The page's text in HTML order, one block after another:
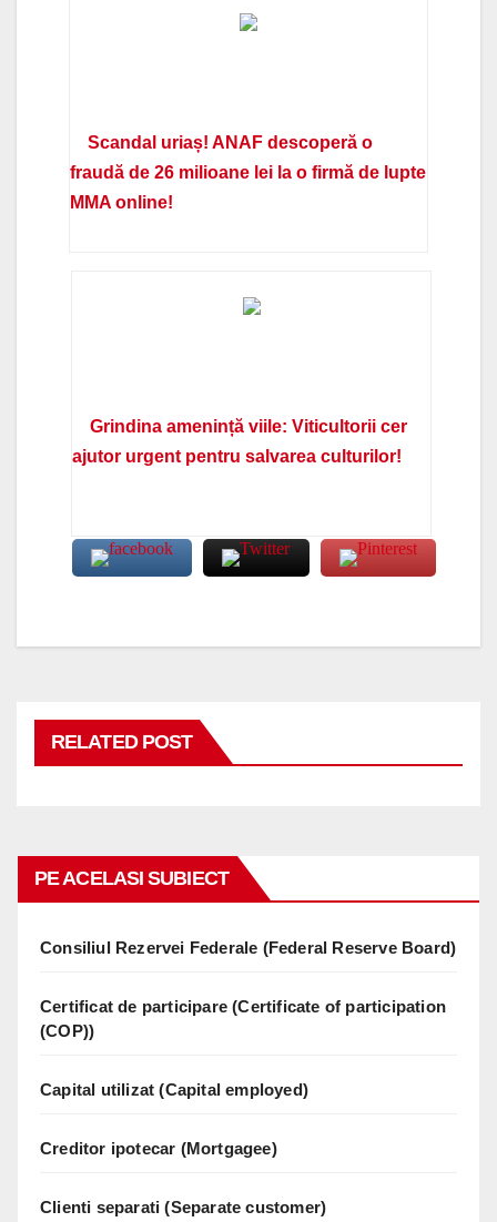
Scandal uriaș! ANAF descoperă o
fraudă de 26 milioane lei la o firmă de lupte
MMA online!
Grindina amenință viile: Viticultorii cer
ajutor urgent pentru salvarea culturilor!
RELATED POST
PE ACELASI SUBIECT
Consiliul Rezervei Federale (Federal Reserve Board)
Certificat de participare (Certificate of participation
(COP))
Capital utilizat (Capital employed)
Creditor ipotecar (Mortgagee)
Clienti separati (Separate customer)